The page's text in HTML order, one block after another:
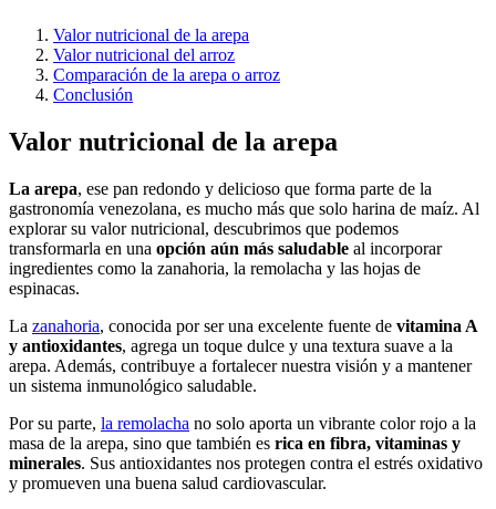
Valor nutricional de la arepa
Valor nutricional del arroz
Comparación de la arepa o arroz
Conclusión
Valor nutricional de la arepa
La arepa, ese pan redondo y delicioso que forma parte de la
gastronomía venezolana, es mucho más que solo harina de maíz. Al
explorar su valor nutricional, descubrimos que podemos
transformarla en una opción aún más saludable al incorporar
ingredientes como la zanahoria, la remolacha y las hojas de
espinacas.
La zanahoria, conocida por ser una excelente fuente de vitamina A
y antioxidantes, agrega un toque dulce y una textura suave a la
arepa. Además, contribuye a fortalecer nuestra visión y a mantener
un sistema inmunológico saludable.
Por su parte, la remolacha no solo aporta un vibrante color rojo a la
masa de la arepa, sino que también es rica en fibra, vitaminas y
minerales. Sus antioxidantes nos protegen contra el estrés oxidativo
y promueven una buena salud cardiovascular.